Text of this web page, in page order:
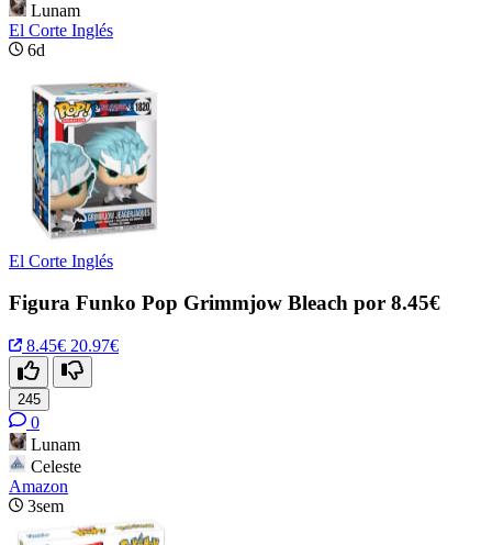
Lunam
El Corte Inglés
6d
El Corte Inglés
Figura Funko Pop Grimmjow Bleach por 8.45€
8.45€ 20.97€
245
0
Lunam
Celeste
Amazon
3sem